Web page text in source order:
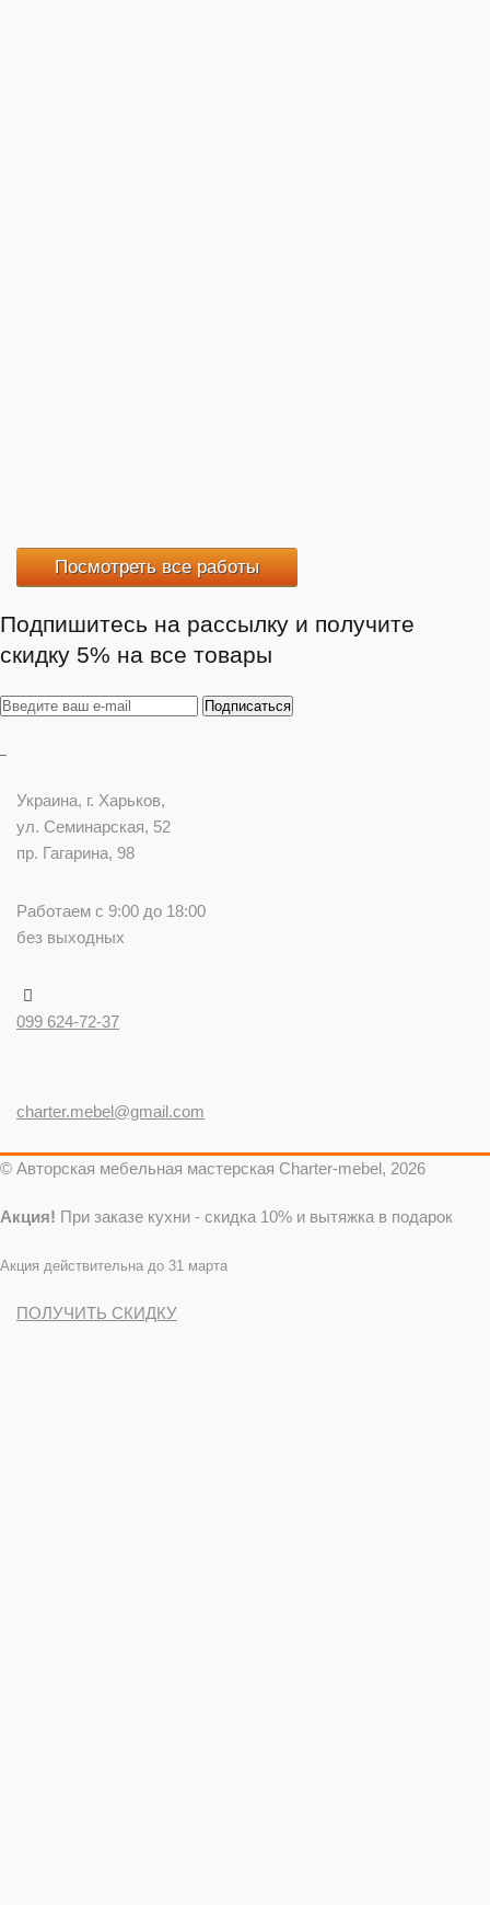
Посмотреть все работы
Подпишитесь на рассылку и получите
скидку 5% на все товары
Украина, г. Харьков,
ул. Семинарская, 52
пр. Гагарина, 98
Работаем с 9:00 до 18:00
без выходных
099 624-72-37
charter.mebel@gmail.com
© Авторская мебельная мастерская Charter-mebel, 2026
Акция! При заказе кухни - скидка 10% и вытяжка в подарок
Акция действительна до 31 марта
ПОЛУЧИТЬ СКИДКУ